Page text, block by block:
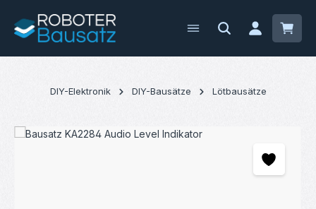
Zum Hauptinhalt springen
DIY-Elektronik DIY-Bausätze Lötbausätze
Bildergalerie überspringen